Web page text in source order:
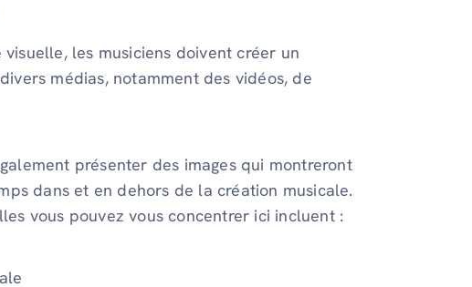
les musiciens doivent créer un
médias, notamment des vidéos, de
présenter des images qui montreront
dans et en dehors de la création musicale.
vous pouvez vous concentrer ici incluent :